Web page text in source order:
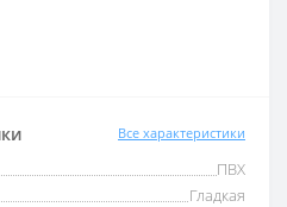
Все характеристики
ПВХ
Гладкая